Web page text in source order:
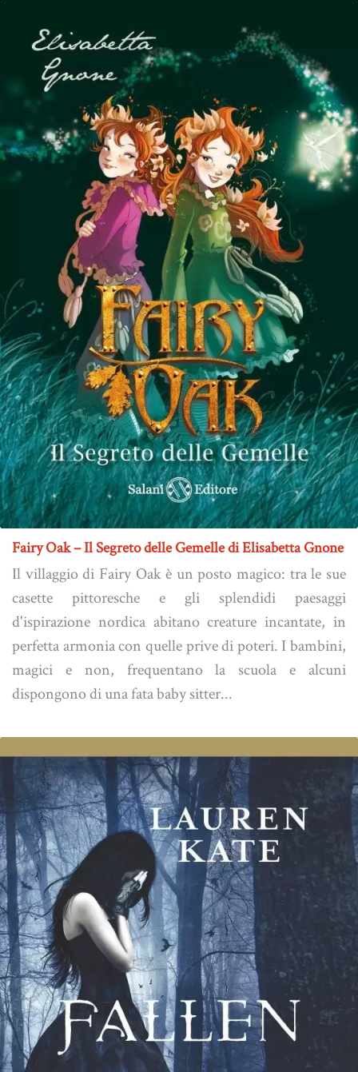
Fairy Oak – Il Segreto delle Gemelle di Elisabetta Gnone
Il villaggio di Fairy Oak è un posto magico: tra le sue
casette pittoresche e gli splendidi paesaggi
d'ispirazione nordica abitano creature incantate, in
perfetta armonia con quelle prive di poteri. I bambini,
magici e non, frequentano la scuola e alcuni
dispongono di una fata baby sitter...